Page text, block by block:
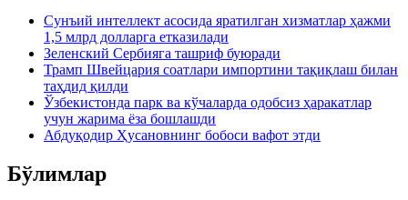
Сунъий интеллект асосида яратилган хизматлар ҳажми
1,5 млрд долларга етказилади
Зеленский Сербияга ташриф буюради
Трамп Швейцария соатлари импортини тақиқлаш билан
таҳдид қилди
Ўзбекистонда парк ва кўчаларда одобсиз ҳаракатлар
учун жарима ёза бошлашди
Абдуқодир Ҳусановнинг бобоси вафот этди
Бўлимлар